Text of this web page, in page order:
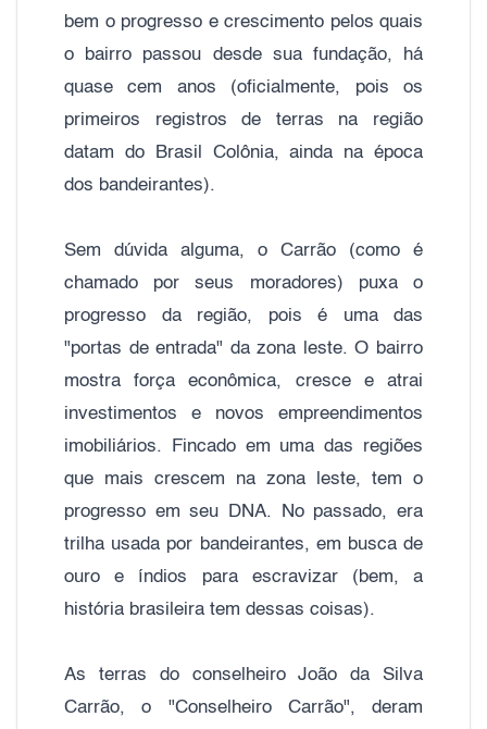
bem o progresso e crescimento pelos quais
o bairro passou desde sua fundação, há
quase cem anos (oficialmente, pois os
primeiros registros de terras na região
datam do Brasil Colônia, ainda na época
dos bandeirantes).
Sem dúvida alguma, o Carrão (como é
chamado por seus moradores) puxa o
progresso da região, pois é uma das
"portas de entrada" da zona leste. O bairro
mostra força econômica, cresce e atrai
investimentos e novos empreendimentos
imobiliários. Fincado em uma das regiões
que mais crescem na zona leste, tem o
progresso em seu DNA. No passado, era
trilha usada por bandeirantes, em busca de
ouro e índios para escravizar (bem, a
história brasileira tem dessas coisas).
As terras do conselheiro João da Silva
Carrão, o "Conselheiro Carrão", deram